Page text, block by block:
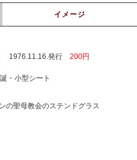
イメージ
1976.11.16.発行 200円
聖母教会のステンドグラス